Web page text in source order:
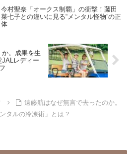
今村聖奈「オークス制覇」の衝撃！藤田
菜七子との違いに見る“メンタル怪物”の正
体
か。成果を生
レディー
遠藤航はなぜ無言で去ったのか。
タルの冷凍術」とは？